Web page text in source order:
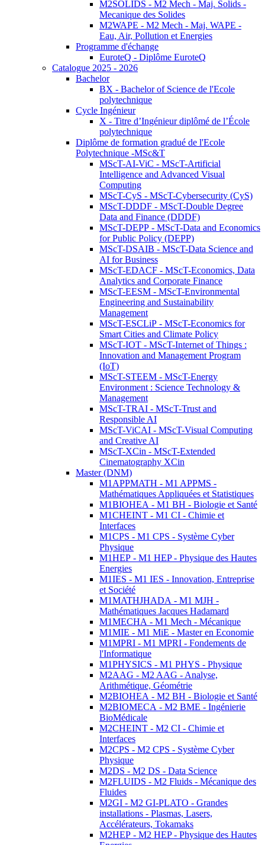
M2SOLIDS - M2 Mech - Maj. Solids -
Mecanique des Solides
M2WAPE - M2 Mech - Maj. WAPE -
Eau, Air, Pollution et Energies
Programme d'échange
EuroteQ - Diplôme EuroteQ
Catalogue 2025 - 2026
Bachelor
BX - Bachelor of Science de l'Ecole
polytechnique
Cycle Ingénieur
X - Titre d’Ingénieur diplômé de l’École
polytechnique
Diplôme de formation gradué de l'Ecole
Polytechnique -MSc&T
MScT-AI-ViC - MScT-Artificial
Intelligence and Advanced Visual
Computing
MScT-CyS - MScT-Cybersecurity (CyS)
MScT-DDDF - MScT-Double Degree
Data and Finance (DDDF)
MScT-DEPP - MScT-Data and Economics
for Public Policy (DEPP)
MScT-DSAIB - MScT-Data Science and
AI for Business
MScT-EDACF - MScT-Economics, Data
Analytics and Corporate Finance
MScT-EESM - MScT-Environmental
Engineering and Sustainability
Management
MScT-ESCLiP - MScT-Economics for
Smart Cities and Climate Policy
MScT-IOT - MScT-Internet of Things :
Innovation and Management Program
(IoT)
MScT-STEEM - MScT-Energy
Environment : Science Technology &
Management
MScT-TRAI - MScT-Trust and
Responsible AI
MScT-ViCAI - MScT-Visual Computing
and Creative AI
MScT-XCin - MScT-Extended
Cinematography XCin
Master (DNM)
M1APPMATH - M1 APPMS -
Mathématiques Appliquées et Statistiques
M1BIOHEA - M1 BH - Biologie et Santé
M1CHEINT - M1 CI - Chimie et
Interfaces
M1CPS - M1 CPS - Système Cyber
Physique
M1HEP - M1 HEP - Physique des Hautes
Energies
M1IES - M1 IES - Innovation, Entreprise
et Société
M1MATHJHADA - M1 MJH -
Mathématiques Jacques Hadamard
M1MECHA - M1 Mech - Mécanique
M1MIE - M1 MiE - Master en Economie
M1MPRI - M1 MPRI - Fondements de
l'Informatique
M1PHYSICS - M1 PHYS - Physique
M2AAG - M2 AAG - Analyse,
Arithmétique, Géométrie
M2BIOHEA - M2 BH - Biologie et Santé
M2BIOMECA - M2 BME - Ingénierie
BioMédicale
M2CHEINT - M2 CI - Chimie et
Interfaces
M2CPS - M2 CPS - Système Cyber
Physique
M2DS - M2 DS - Data Science
M2FLUIDS - M2 Fluids - Mécanique des
Fluides
M2GI - M2 GI-PLATO - Grandes
installations - Plasmas, Lasers,
Accélérateurs, Tokamaks
M2HEP - M2 HEP - Physique des Hautes